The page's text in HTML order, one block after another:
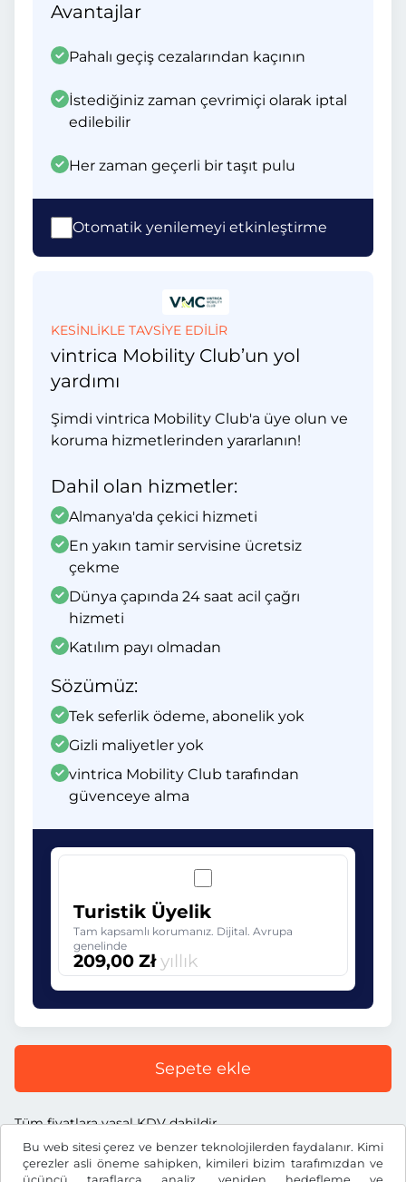
Bu web sitesi çerez ve benzer teknolojilerden faydalanır. Kimi
çerezler asli öneme sahipken, kimileri bizim tarafımızdan ve
Avantajlar
Pahalı geçiş cezalarından kaçının
İstediğiniz zaman çevrimiçi olarak iptal
edilebilir
Her zaman geçerli bir taşıt pulu
Otomatik yenilemeyi etkinleştirme
KESİNLİKLE TAVSİYE EDİLİR
vintrica Mobility Club’un yol
yardımı
Şimdi vintrica Mobility Club'a üye olun ve
koruma hizmetlerinden yararlanın!
Dahil olan hizmetler:
Almanya'da çekici hizmeti
En yakın tamir servisine ücretsiz
çekme
Dünya çapında 24 saat acil çağrı
hizmeti
Katılım payı olmadan
Sözümüz:
Tek seferlik ödeme, abonelik yok
Gizli maliyetler yok
vintrica Mobility Club tarafından
güvenceye alma
Turistik Üyelik
Tam kapsamlı korumanız. Dijital. Avrupa
genelinde
209,00 Złyıllık
Sepete ekle
Tüm fiyatlara yasal KDV dahildir.